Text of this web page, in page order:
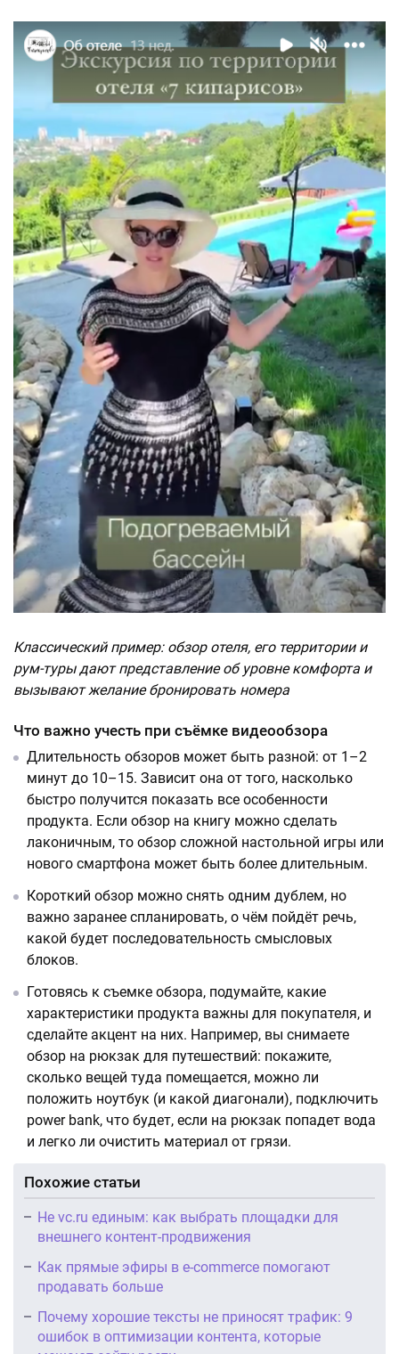
Классический пример: обзор отеля, его территории и
рум-туры дают представление об уровне комфорта и
вызывают желание бронировать номера
Что важно учесть при съёмке видеообзора
Длительность обзоров может быть разной: от 1–2
минут до 10–15. Зависит она от того, насколько
быстро получится показать все особенности
продукта. Если обзор на книгу можно сделать
лаконичным, то обзор сложной настольной игры или
нового смартфона может быть более длительным.
Короткий обзор можно снять одним дублем, но
важно заранее спланировать, о чём пойдёт речь,
какой будет последовательность смысловых
блоков.
Готовясь к съемке обзора, подумайте, какие
характеристики продукта важны для покупателя, и
сделайте акцент на них. Например, вы снимаете
обзор на рюкзак для путешествий: покажите,
сколько вещей туда помещается, можно ли
положить ноутбук (и какой диагонали), подключить
power bank, что будет, если на рюкзак попадет вода
и легко ли очистить материал от грязи.
Похожие статьи
Не vc.ru единым: как выбрать площадки для
внешнего контент-продвижения
Как прямые эфиры в e-commerce помогают
продавать больше
Почему хорошие тексты не приносят трафик: 9
ошибок в оптимизации контента, которые